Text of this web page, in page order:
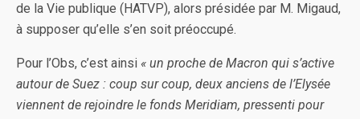
de la Vie publique (HATVP), alors présidée par M. Migaud,
à supposer qu’elle s’en soit préoccupé.
Pour l’Obs, c’est ainsi « un proche de Macron qui s’active
autour de Suez : coup sur coup, deux anciens de l’Elysée
viennent de rejoindre le fonds Meridiam, pressenti pour